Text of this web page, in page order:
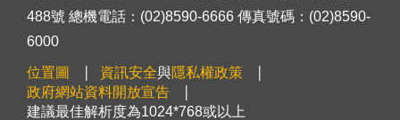
488號 總機電話：(02)8590-6666 傳真號碼：(02)8590-
6000
位置圖 資訊安全與隱私權政策
政府網站資料開放宣告
建議最佳解析度為1024*768或以上